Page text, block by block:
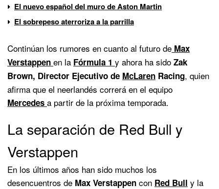
El nuevo español del muro de Aston Martin
El sobrepeso aterroriza a la parrilla
Continúan los rumores en cuanto al futuro de Max
Verstappen en la Fórmula 1 y ahora ha sido Zak
Brown, Director Ejecutivo de McLaren Racing, quien
afirma que el neerlandés correrá en el equipo
Mercedes a partir de la próxima temporada.
La separación de Red Bull y
Verstappen
En los últimos años han sido muchos los
desencuentros de Max Verstappen con Red Bull y la